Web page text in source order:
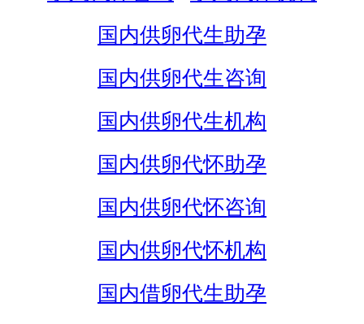
国内供卵代生助孕
国内供卵代生咨询
国内供卵代生机构
国内供卵代怀助孕
国内供卵代怀咨询
国内供卵代怀机构
国内借卵代生助孕